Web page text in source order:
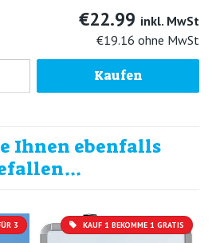
€22.99 inkl. MwSt
€19.16 ohne MwSt
Kaufen
Ihnen ebenfalls
3 KAUF 1 BEKOMME 1 GRATIS